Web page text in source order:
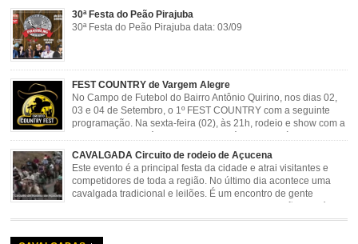
30ª Festa do Peão Pirajuba
30ª Festa do Peão Pirajuba data: 03/09
FEST COUNTRY de Vargem Alegre
No Campo de Futebol do Bairro Antônio Quirino, nos dias 02,
03 e 04 de Setembro, o 1º FEST COUNTRY com a seguinte
programação. Na sexta-feira (02), às 21h, rodeio e show com a
rodeio e shows com o Trio Pé de Cedro e o Trio […]
CAVALGADA Circuito de rodeio de Açucena
Este evento é a principal festa da cidade e atrai visitantes e
competidores de toda a região. No último dia acontece uma
cavalgada tradicional e leilões. É um encontro de gente
Rosa Guimarães, Açucena Data: Setembro